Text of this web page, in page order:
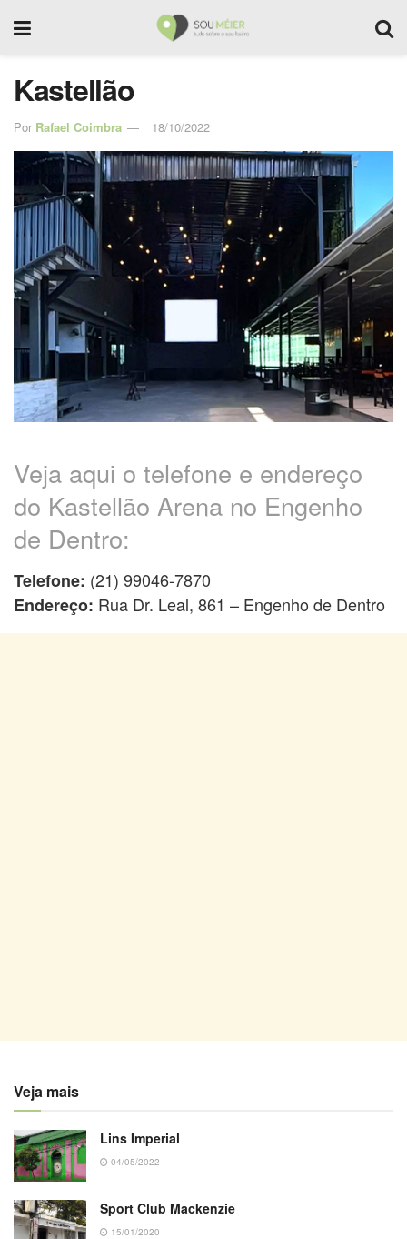
Kastellão
Por Rafael Coimbra 18/10/2022
Veja aqui o telefone e endereço
do Kastellão Arena no Engenho
de Dentro:
Telefone: (21) 99046-7870
Endereço: Rua Dr. Leal, 861 – Engenho de Dentro
Veja mais
Lins Imperial
04/05/2022
Sport Club Mackenzie
15/01/2020